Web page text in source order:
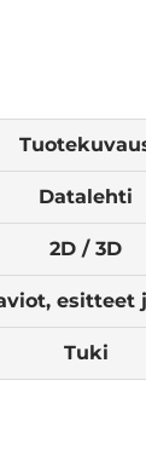
Datalehti
2D / 3D
esitteet
Tuki